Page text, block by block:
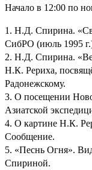
Начало в 12:00 по
1. Н.Д. Спирина.
СибРО (июль 1995
2. Н.Д. Спирина.
Н.К. Рериха,
Радонежскому.
3. О посещении
Азиатской
4. О картине Н.К.
Сообщение.
5. «Песнь Огня».
Спириной.